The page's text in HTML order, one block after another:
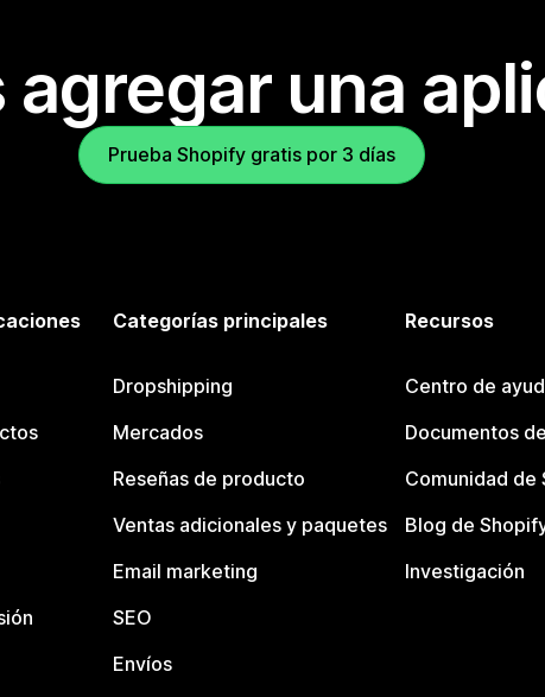
agregar una
Prueba Shopify gratis por 3 días
Categorías principales
Dropshipping
Mercados
Reseñas de producto
Ventas adicionales y paquetes
Email marketing
SEO
Envíos
Recursos
Centro de
Documentos
Comunidad de
Blog de
Investigación